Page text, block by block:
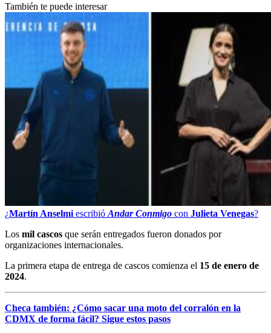
También te puede interesar
¿Martín Anselmi escribió Andar Conmigo con Julieta Venegas?
Los mil cascos que serán entregados fueron donados por
organizaciones internacionales.
La primera etapa de entrega de cascos comienza el 15 de enero de
2024.
Checa también: ¿Cómo sacar una moto del corralón en la
CDMX de forma fácil? Sigue estos pasos